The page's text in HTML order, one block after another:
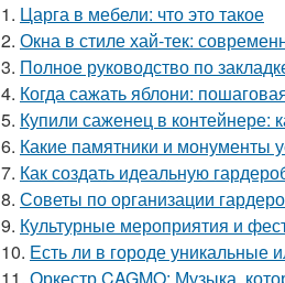
1. Царга в мебели: что это такое
2. Окна в стиле хай-тек:
3. Полное руководство по
4. Когда сажать яблони:
5. Купили саженец в контейнере:
6. Какие памятники и монументы
7. Как создать идеальную
8. Советы по организации
9. Культурные мероприятия и
10. Есть ли в городе уникальные